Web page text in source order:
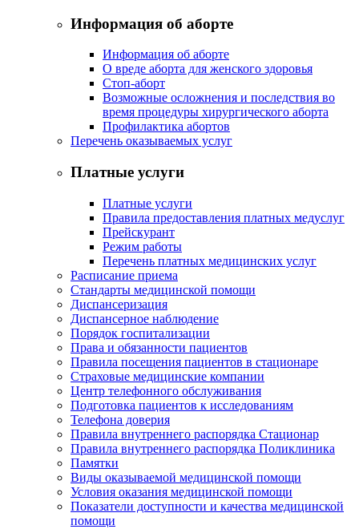
Информация об аборте
Информация об аборте
О вреде аборта для женского здоровья
Стоп-аборт
Возможные осложнения и последствия во
время процедуры хирургического аборта
Профилактика абортов
Перечень оказываемых услуг
Платные услуги
Платные услуги
Правила предоставления платных медуслуг
Прейскурант
Режим работы
Перечень платных медицинских услуг
Расписание приема
Стандарты медицинской помощи
Диспансеризация
Диспансерное наблюдение
Порядок госпитализации
Права и обязанности пациентов
Правила посещения пациентов в стационаре
Страховые медицинские компании
Центр телефонного обслуживания
Подготовка пациентов к исследованиям
Телефона доверия
Правила внутреннего распорядка Стационар
Правила внутреннего распорядка Поликлиника
Памятки
Виды оказываемой медицинской помощи
Условия оказания медицинской помощи
Показатели доступности и качества медицинской
помощи